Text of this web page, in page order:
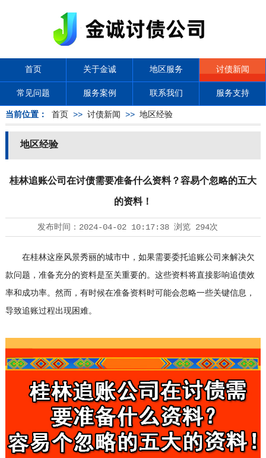
首页 关于金诚 地区服务 讨债新闻
常见问题 服务案例 联系我们 服务支持
当前位置： 首页 >> 讨债新闻 >> 地区经验
地区经验
桂林追账公司在讨债需要准备什么资料？容易个忽略的五大
的资料！
发布时间： 2024-04-02 10:17:38浏览 294次
在桂林这座风景秀丽的城市中，如果需要委托追账公司来解决欠
款问题，准备充分的资料是至关重要的。这些资料将直接影响追债效
率和成功率。然而，有时候在准备资料时可能会忽略一些关键信息，
导致追账过程出现困难。